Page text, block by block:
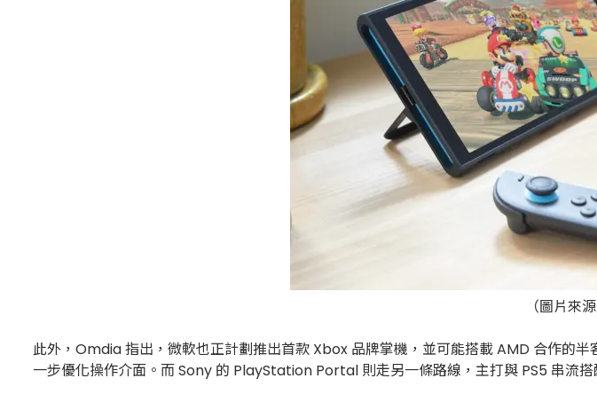
（圖片來
此外，Omdia 指出，微軟也正計劃推出首款 Xbox 品牌掌機，並可能搭載 AMD 合作的
一步優化操作介面。而 Sony 的 PlayStation Portal 則走另一條路線，主打與 PS5 串流搭